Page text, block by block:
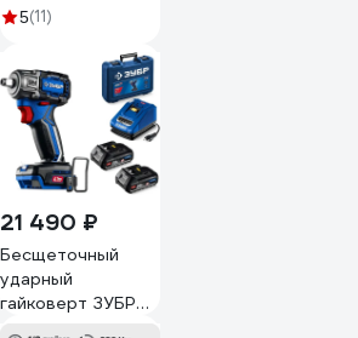
аккумуляторный
5(11)
21 490 ₽
Бесщеточный
ударный
гайковерт ЗУБР